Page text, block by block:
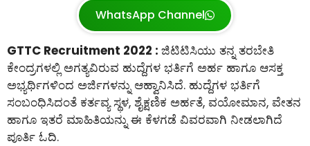
WhatsApp Channel
GTTC Recruitment 2022 : ಜಿಟಿಟಿಸಿಯು ತನ್ನ ತರಬೇತಿ
ಕೇಂದ್ರಗಳಲ್ಲಿ ಅಗತ್ಯವಿರುವ ಹುದ್ದೆಗಳ ಭರ್ತಿಗೆ ಅರ್ಹ ಹಾಗೂ ಆಸಕ್ತ
ಅಭ್ಯರ್ಥಿಗಳಿಂದ ಅರ್ಜಿಗಳನ್ನು ಆಹ್ವಾನಿಸಿದೆ. ಹುದ್ದೆಗಳ ಭರ್ತಿಗೆ
ಸಂಬಂಧಿಸಿದಂತೆ ಕರ್ತವ್ಯ ಸ್ಥಳ, ಶೈಕ್ಷಣಿಕ ಅರ್ಹತೆ, ವಯೋಮಾನ, ವೇತನ
ಹಾಗೂ ಇತರೆ ಮಾಹಿತಿಯನ್ನು ಈ ಕೆಳಗಡೆ ವಿವರವಾಗಿ ನೀಡಲಾಗಿದೆ
ಪೂರ್ತಿ ಓದಿ.